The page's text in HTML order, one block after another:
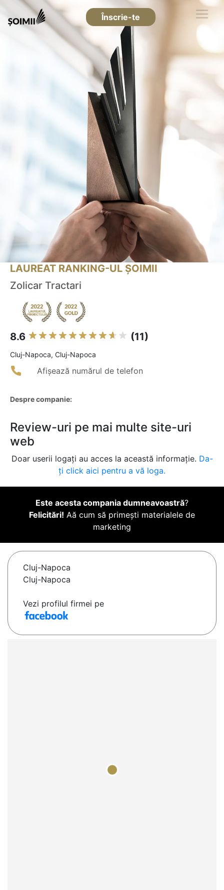
Înscrie-te
LAUREAT RANKING-UL ȘOIMII
Zolicar Tractari
8.6 (11)
Cluj-Napoca, Cluj-Napoca
Afișează numărul de telefon
Despre companie:
Review-uri pe mai multe site-uri
web
Doar userii logați au acces la această informație. Da-
ți click aici pentru a vă loga.
Este acesta compania dumneavoastră?
Felicitări! Aă cum să primești materialele de
marketing
Cluj-Napoca
Cluj-Napoca
Vezi profilul firmei pe